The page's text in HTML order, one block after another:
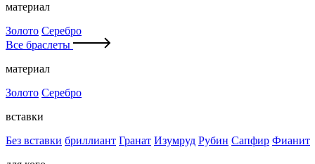
материал
Золото Серебро
Все браслеты
материал
Золото Серебро
вставки
Без вставки бриллиант Гранат Изумруд Рубин Сапфир Фианит